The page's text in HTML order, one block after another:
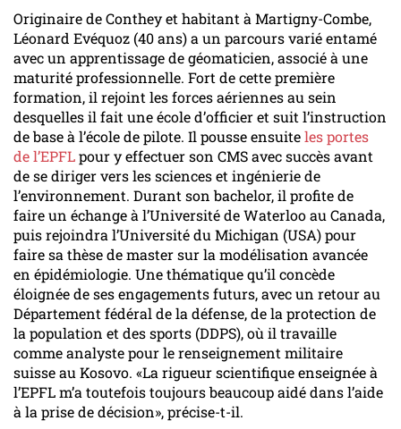
Originaire de Conthey et habitant à Martigny-Combe,
Léonard Evéquoz (40 ans) a un parcours varié entamé
avec un apprentissage de géomaticien, associé à une
maturité professionnelle. Fort de cette première
formation, il rejoint les forces aériennes au sein
desquelles il fait une école d’officier et suit l’instruction
de base à l’école de pilote. Il pousse ensuiteles portes
de l’EPFLpour y effectuer son CMS avec succès avant
de se diriger vers les sciences et ingénierie de
l’environnement. Durant son bachelor, il profite de
faire un échange à l’Université de Waterloo au Canada,
puis rejoindra l’Université du Michigan (USA) pour
faire sa thèse de master sur la modélisation avancée
en épidémiologie. Une thématique qu’il concède
éloignée de ses engagements futurs, avec un retour au
Département fédéral de la défense, de la protection de
la population et des sports (DDPS), où il travaille
comme analyste pour le renseignement militaire
suisse au Kosovo. «La rigueur scientifique enseignée à
l’EPFL m’a toutefois toujours beaucoup aidé dans l’aide
à la prise de décision», précise-t-il.